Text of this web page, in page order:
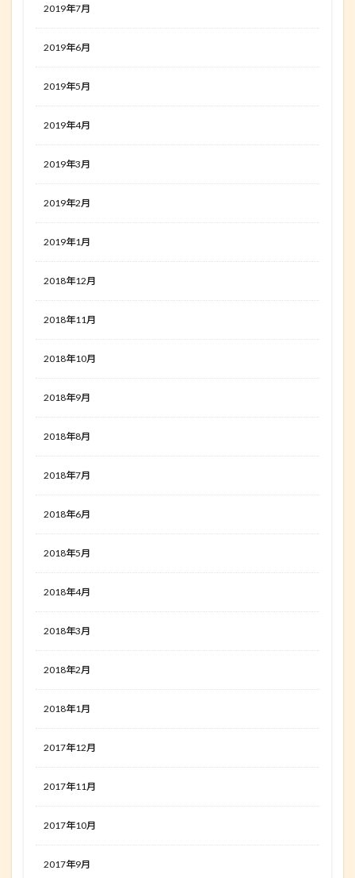
2019年7月
2019年6月
2019年5月
2019年4月
2019年3月
2019年2月
2019年1月
2018年12月
2018年11月
2018年10月
2018年9月
2018年8月
2018年7月
2018年6月
2018年5月
2018年4月
2018年3月
2018年2月
2018年1月
2017年12月
2017年11月
2017年10月
2017年9月